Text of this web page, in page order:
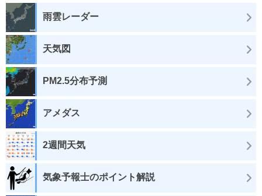
雨雲レーダー
天気図
PM2.5分布予測
アメダス
2週間天気
気象予報士のポイント解説